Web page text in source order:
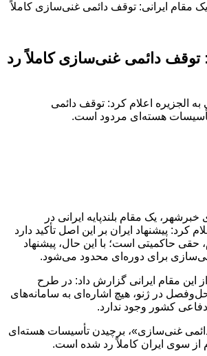
یک مقام ایرانی: توقف دائمی غنی‌سازی کاملاً
توقف دائمی غنی‌سازی کاملاً رد
به الجزیره اعلام کرد: توقف دائمی
هسته‌ای مردود است.
یک مقام بلندپایه ایرانی در
کرد: پیشنهاد ایران بر این اصل تأکید دارد
حقی حاکمیتی است؛ با این حال، پیشنهاد
برای دوره‌ای محدود می‌شود.
این مقام ایرانی گزارش داد: در طرح
در ژنو، هیچ اشاره‌ای به سامانه‌های
کشور وجود ندارد.
غنی‌سازی»، برچیدن تأسیسات هسته‌ای
از سوی ایران کاملاً رد شده است.